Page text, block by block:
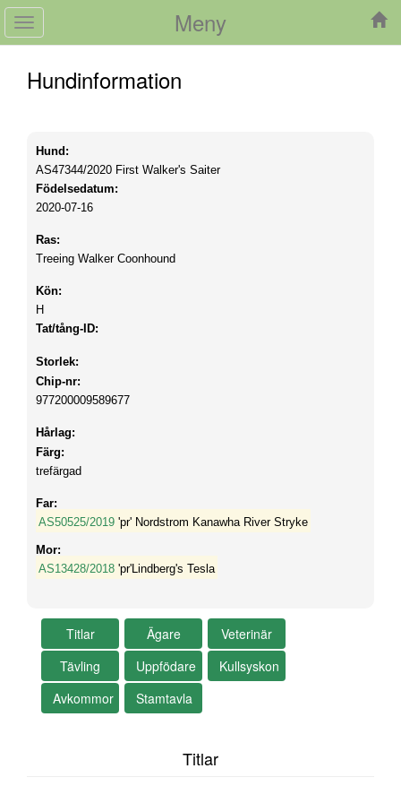
Meny
Toggle
navigation
Hundinformation
Hund:
AS47344/2020 First Walker's Saiter
Födelsedatum:
2020-07-16
Ras:
Treeing Walker Coonhound
Kön:
H
Tat/tång-ID:
Storlek:
Chip-nr:
977200009589677
Hårlag:
Färg:
trefärgad
Far:
AS50525/2019 'pr' Nordstrom Kanawha River Stryke
Mor:
AS13428/2018 'pr'Lindberg's Tesla
Titlar